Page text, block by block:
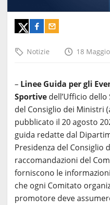
Notizie 18
– Linee Guida per gli
Sportive dell’Ufficio
del Consiglio dei Ministri
pubblicato il 20 agosto
guida redatte dal
Presidenza del Consiglio
raccomandazioni del
forniscono le
che ogni Comitato
promotore deve